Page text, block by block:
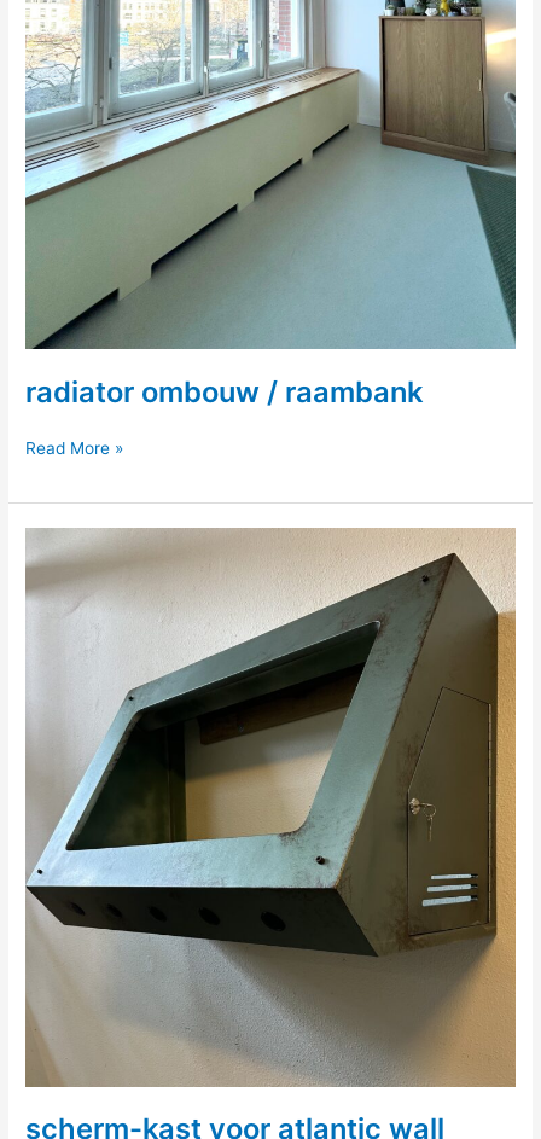
radiator ombouw / raambank
radiator
/
Read More »
scherm-kast voor atlantic wall